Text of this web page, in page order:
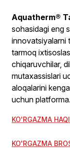
Aquatherm®
sohasidagi eng
innovatsiyalarni
tarmoq
chiqaruvchilar,
mutaxassislari
aloqalarini
uchun platforma.
KO'RGAZMA
KO'RGAZMA